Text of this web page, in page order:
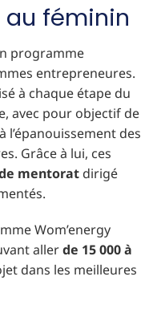
au féminin
programme
entrepreneures.
à chaque étape du
avec pour objectif de
des
Grâce à lui, ces
mentorat dirigé
Wom’energy
allerde 15 000 à
dans les meilleures